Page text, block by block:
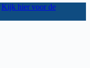
Kijk hier voor de